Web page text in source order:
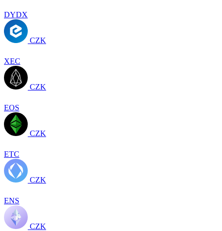
DYDX
CZK
XEC
CZK
EOS
CZK
ETC
CZK
ENS
CZK